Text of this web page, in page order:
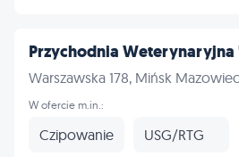
Przychodnia Weterynaryjna
Warszawska 178, Mińsk
W ofercie m.in.:
Czipowanie USG/RTG